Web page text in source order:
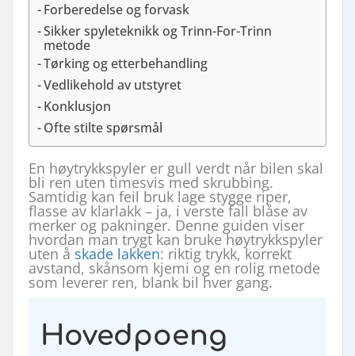
Forberedelse og forvask
Sikker spyleteknikk og Trinn-For-Trinn
metode
Tørking og etterbehandling
Vedlikehold av utstyret
Konklusjon
Ofte stilte spørsmål
En høytrykkspyler er gull verdt når bilen skal
bli ren uten timesvis med skrubbing.
Samtidig kan feil bruk lage stygge riper,
flasse av klarlakk – ja, i verste fall blåse av
merker og pakninger. Denne guiden viser
hvordan man trygt kan bruke høytrykkspyler
uten å skade lakken: riktig trykk, korrekt
avstand, skånsom kjemi og en rolig metode
som leverer ren, blank bil hver gang.
Hovedpoeng